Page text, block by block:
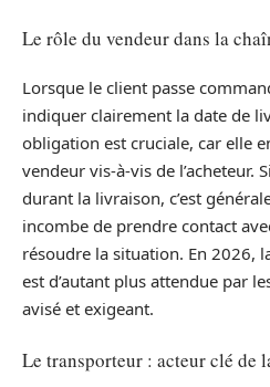
Le rôle du vendeur dans la
Lorsque le client passe
indiquer clairement la date de
obligation est cruciale, car elle
vendeur vis-à-vis de l’acheteur.
durant la livraison, c’est
incombe de prendre contact
résoudre la situation. En 2026,
est d’autant plus attendue par
avisé et exigeant.
Le transporteur : acteur clé de